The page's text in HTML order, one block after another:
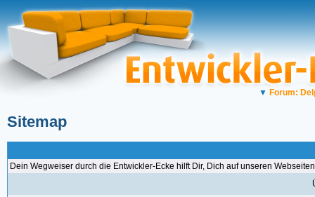
▼ Forum:
Sitemap
Dein Wegweiser durch die Entwickler-Ecke hilft Dir, Dich auf unseren